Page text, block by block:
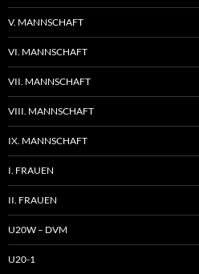
V. MANNSCHAFT
VI. MANNSCHAFT
VII. MANNSCHAFT
VIII. MANNSCHAFT
IX. MANNSCHAFT
I. FRAUEN
II. FRAUEN
U20W – DVM
U20-1